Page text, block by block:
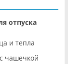
отпуска
и тепла
чашечкой